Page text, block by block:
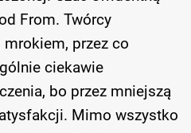
From. Twórcy
przez co
ciekawie
bo przez mniejszą
Mimo wszystko